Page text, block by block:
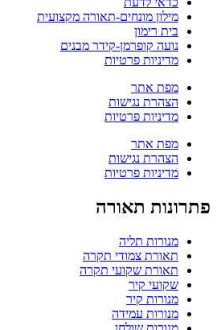
מילון מונחים-תאורה מקצועית
בית רימון
נועה קופרמן-קידר מבנים
מדיניות פרטיות
מפת אתר
הצהרת נגישות
מדיניות פרטיות
מפת אתר
הצהרת נגישות
מדיניות פרטיות
פתרונות תאורה
מנורות תליה
תאורת צמודי תקרה
תאורת שקועי תקרה
שקועי קיר
מנורות קיר
מנורות עמידה